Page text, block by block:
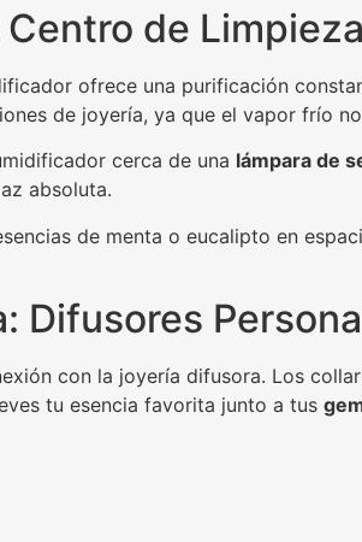
de
ofrece una purificación
de joyería, ya que el vapor frío
cerca de una lámpara de
absoluta.
de menta o eucalipto en
Difusores
con la joyería difusora. Los
tu esencia favorita junto a tus